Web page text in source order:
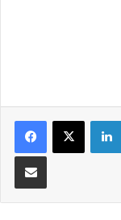
Partilhar Via Email